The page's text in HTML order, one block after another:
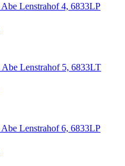
Abe Lenstrahof 4, 6833LP
Abe Lenstrahof 5, 6833LT
Abe Lenstrahof 6, 6833LP